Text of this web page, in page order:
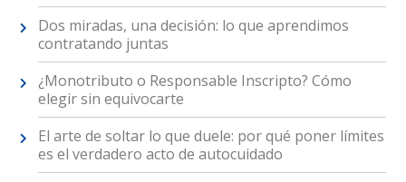
Dos miradas, una decisión: lo que aprendimos
contratando juntas
¿Monotributo o Responsable Inscripto? Cómo
elegir sin equivocarte
El arte de soltar lo que duele: por qué poner límites
es el verdadero acto de autocuidado